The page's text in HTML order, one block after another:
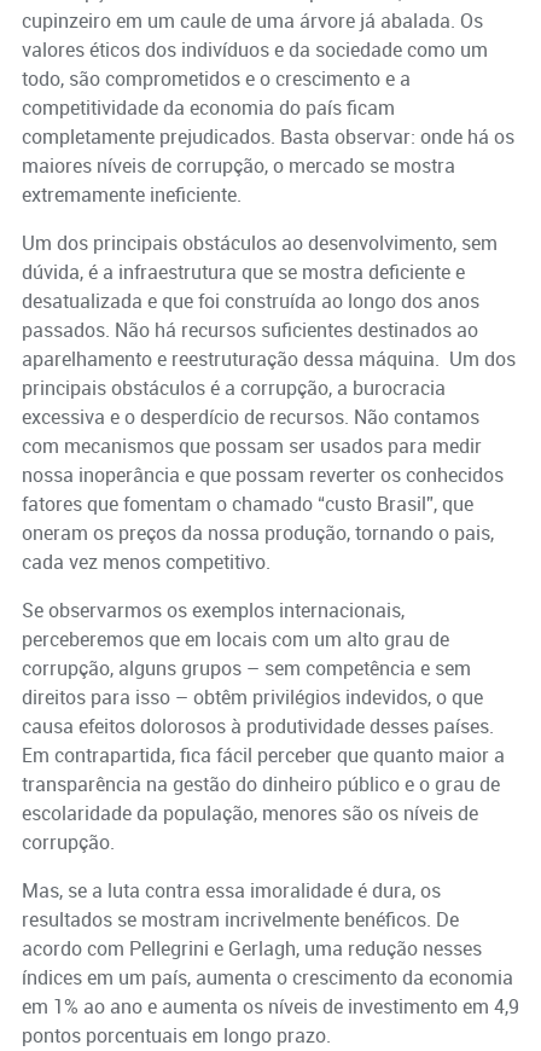
cupinzeiro em um caule de uma árvore já abalada. Os
valores éticos dos indivíduos e da sociedade como um
todo, são comprometidos e o crescimento e a
competitividade da economia do país ficam
completamente prejudicados. Basta observar: onde há os
maiores níveis de corrupção, o mercado se mostra
extremamente ineficiente.
Um dos principais obstáculos ao desenvolvimento, sem
dúvida, é a infraestrutura que se mostra deficiente e
desatualizada e que foi construída ao longo dos anos
passados. Não há recursos suficientes destinados ao
aparelhamento e reestruturação dessa máquina. Um dos
principais obstáculos é a corrupção, a burocracia
excessiva e o desperdício de recursos. Não contamos
com mecanismos que possam ser usados para medir
nossa inoperância e que possam reverter os conhecidos
fatores que fomentam o chamado “custo Brasil”, que
oneram os preços da nossa produção, tornando o pais,
cada vez menos competitivo.
Se observarmos os exemplos internacionais,
perceberemos que em locais com um alto grau de
corrupção, alguns grupos – sem competência e sem
direitos para isso – obtêm privilégios indevidos, o que
causa efeitos dolorosos à produtividade desses países.
Em contrapartida, fica fácil perceber que quanto maior a
transparência na gestão do dinheiro público e o grau de
escolaridade da população, menores são os níveis de
corrupção.
Mas, se a luta contra essa imoralidade é dura, os
resultados se mostram incrivelmente benéficos. De
acordo com Pellegrini e Gerlagh, uma redução nesses
índices em um país, aumenta o crescimento da economia
em 1% ao ano e aumenta os níveis de investimento em 4,9
pontos porcentuais em longo prazo.